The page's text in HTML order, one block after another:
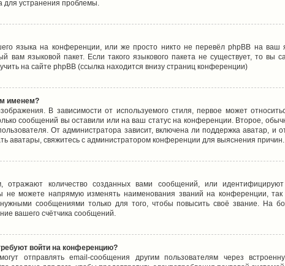
для устранения проблемы.
языка на конференции, или же просто никто не перевёл phpBB на ваш
вам языковой пакет. Если такого языкового пакета не существует, то вы
на сайте phpBB (ссылка находится внизу страниц конференции)
именем?
В зависимости от используемого стиля, первое может
сообщений вы оставили или на ваш статус на конференции. Второе,
От администратора зависит, включена ли поддержка аватар, и
аватары, свяжитесь с администратором конференции для выяснения причин.
количество созданных вами сообщений, или идентифицируют
можете напрямую изменять наименования званий на конференции,
сообщениями только для того, чтобы повысить своё звание. На
вашего счётчика сообщений.
войти на конференцию?
могут отправлять email-сообщения другим пользователям через